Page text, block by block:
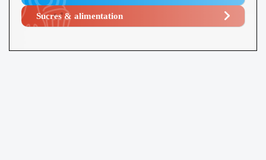
Sucres & alimentation​